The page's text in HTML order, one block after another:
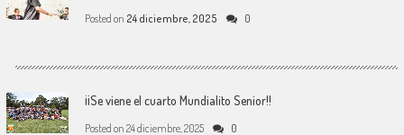
Posted on 24 diciembre, 2025 0
¡¡Se viene el cuarto Mundialito Senior!!
Posted on 24 diciembre, 2025 0